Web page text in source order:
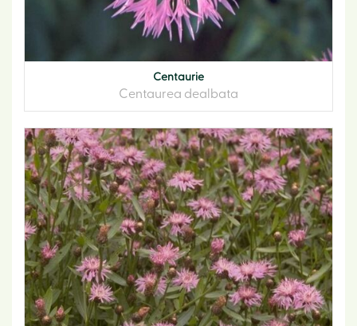
Centaurie
Centaurea dealbata